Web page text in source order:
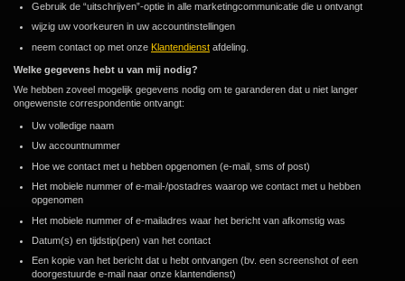
Gebruik de “uitschrijven”-optie in alle marketingcommunicatie die u ontvangt
wijzig uw voorkeuren in uw accountinstellingen
neem contact op met onze Klantendienst afdeling.
Welke gegevens hebt u van mij nodig?
We hebben zoveel mogelijk gegevens nodig om te garanderen dat u niet langer
ongewenste correspondentie ontvangt:
Uw volledige naam
Uw accountnummer
Hoe we contact met u hebben opgenomen (e-mail, sms of post)
Het mobiele nummer of e-mail-/postadres waarop we contact met u hebben
opgenomen
Het mobiele nummer of e-mailadres waar het bericht van afkomstig was
Datum(s) en tijdstip(pen) van het contact
Een kopie van het bericht dat u hebt ontvangen (bv. een screenshot of een
doorgestuurde e-mail naar onze klantendienst)